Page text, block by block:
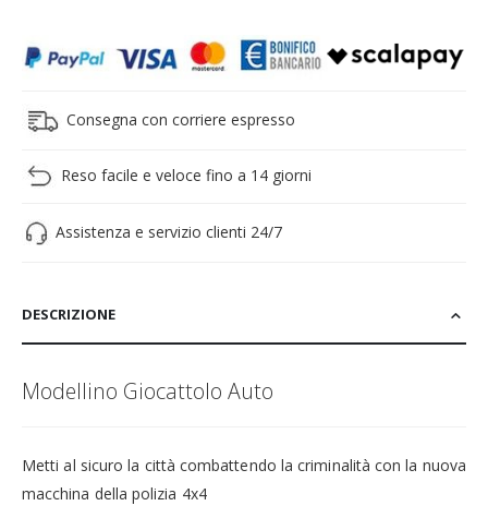
Consegna con corriere espresso
Reso facile e veloce fino a 14 giorni
Assistenza e servizio clienti 24/7
DESCRIZIONE
Modellino Giocattolo Auto
Metti al sicuro la città combattendo la criminalità con la nuova
macchina della polizia 4x4